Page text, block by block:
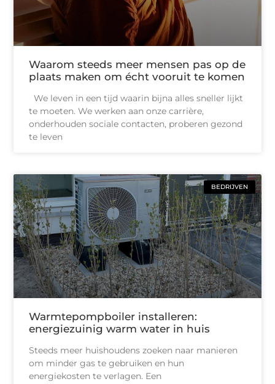
Waarom steeds meer mensen pas op de
plaats maken om écht vooruit te komen
We leven in een tijd waarin bijna alles sneller lijkt
te moeten. We werken aan onze carrière,
onderhouden sociale contacten, proberen gezond
te leven
BEDRIJVEN
Warmtepompboiler installeren:
energiezuinig warm water in huis
Steeds meer huishoudens zoeken naar manieren
om minder gas te gebruiken en hun
energiekosten te verlagen. Een